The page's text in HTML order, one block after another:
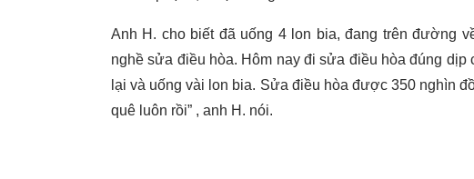
Anh H. cho biết đã uống 4 lon bia, đang trên đường
nghề sửa điều hòa. Hôm nay đi sửa điều hòa đúng
lại và uống vài lon bia. Sửa điều hòa được 350 nghìn
quê luôn rồi” , anh H. nói.